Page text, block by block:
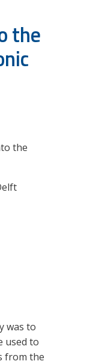
the
the
was to
used to
from the